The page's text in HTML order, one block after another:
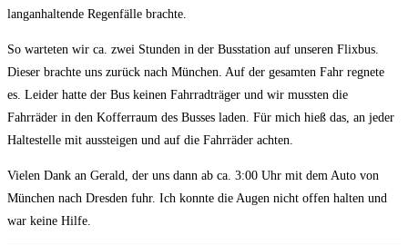
langanhaltende Regenfälle brachte.
So warteten wir ca. zwei Stunden in der Busstation auf unseren Flixbus.
Dieser brachte uns zurück nach München. Auf der gesamten Fahr regnete
es. Leider hatte der Bus keinen Fahrradträger und wir mussten die
Fahrräder in den Kofferraum des Busses laden. Für mich hieß das, an jeder
Haltestelle mit aussteigen und auf die Fahrräder achten.
Vielen Dank an Gerald, der uns dann ab ca. 3:00 Uhr mit dem Auto von
München nach Dresden fuhr. Ich konnte die Augen nicht offen halten und
war keine Hilfe.